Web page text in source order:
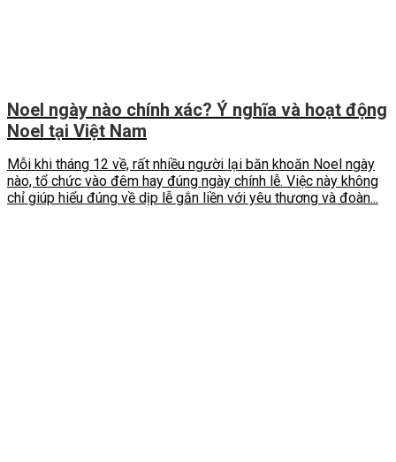
Noel ngày nào chính xác? Ý nghĩa và hoạt động
Noel tại Việt Nam
Mỗi khi tháng 12 về, rất nhiều người lại băn khoăn Noel ngày
nào, tổ chức vào đêm hay đúng ngày chính lễ. Việc này không
chỉ giúp hiểu đúng về dịp lễ gắn liền với yêu thương và đoàn...